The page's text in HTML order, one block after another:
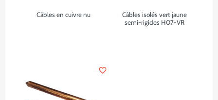
Câbles en cuivre nu
Câbles isolés vert jaune
semi-rigides H07-VR
favorite_border